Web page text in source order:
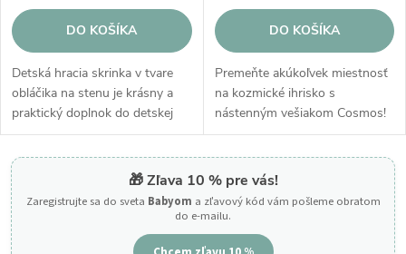
DO KOŠÍKA
Detská hracia skrinka v tvare
obláčika na stenu je krásny a
praktický doplnok do detskej
izby. Táto hracia skrinka hrá
svet“, ktorá upokojuje a
DO KOŠÍKA
Premeňte akúkoľvek miestnosť
na kozmické ihrisko s
nástenným vešiakom Cosmos!
🎁 Zľava 10 % pre vás!
Zaregistrujte sa do sveta Babyom a zľavový kód vám pošleme obratom
do e-mailu.